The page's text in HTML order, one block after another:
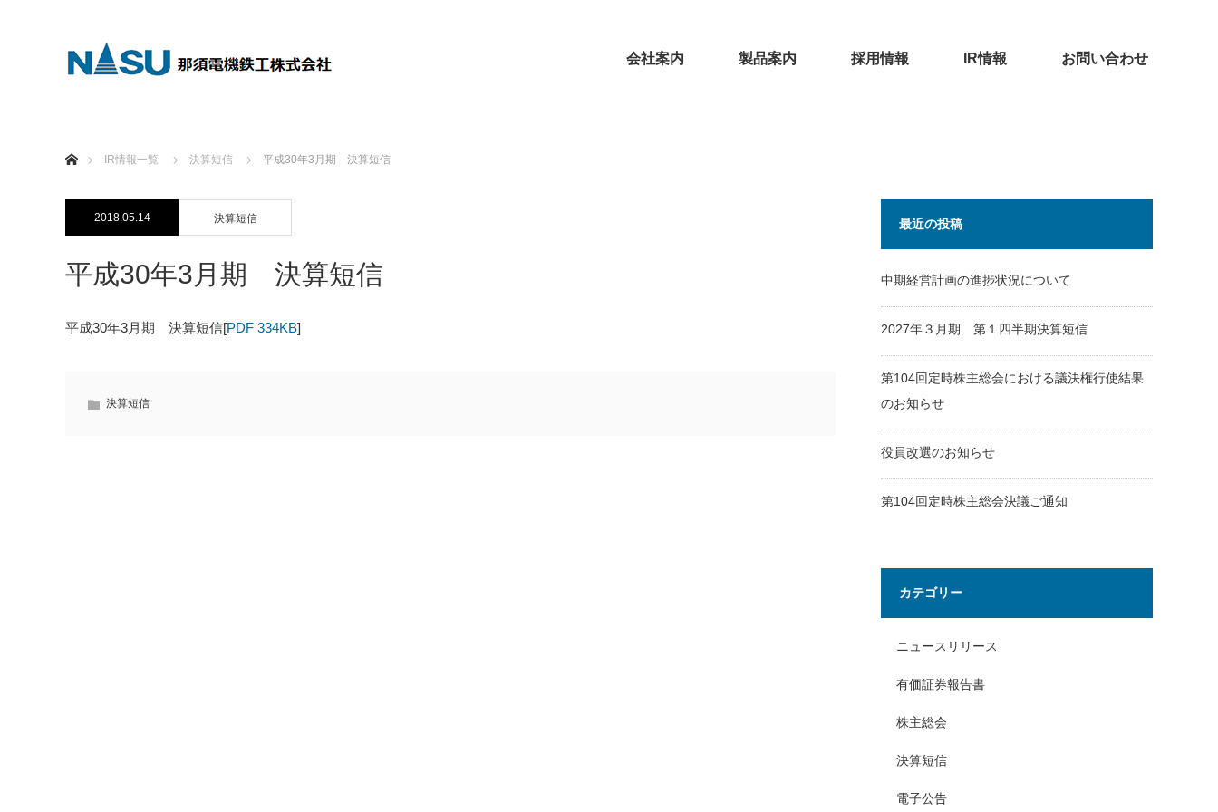
会社案内 製品案内 採用情報 IR情報 お問い合わせ
IR情報一覧
決算短信 平成30年3月期 決算短信
2018.05.14 決算短信
平成30年3月期 決算短信
平成30年3月期 決算短信[PDF 334KB]
決算短信
最近の投稿
中期経営計画の進捗状況について
2027年３月期 第１四半期決算短信
第104回定時株主総会における議決権行使結果
のお知らせ
役員改選のお知らせ
第104回定時株主総会決議ご通知
カテゴリー
ニュースリリース
有価証券報告書
株主総会
決算短信
電子公告